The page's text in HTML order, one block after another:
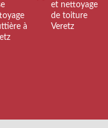
à
et nettoyage
de toiture
Veretz